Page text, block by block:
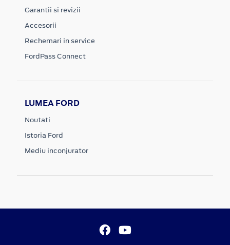
Garantii si revizii
Accesorii
Rechemari in service
FordPass Connect
LUMEA FORD
Noutati
Istoria Ford
Mediu inconjurator